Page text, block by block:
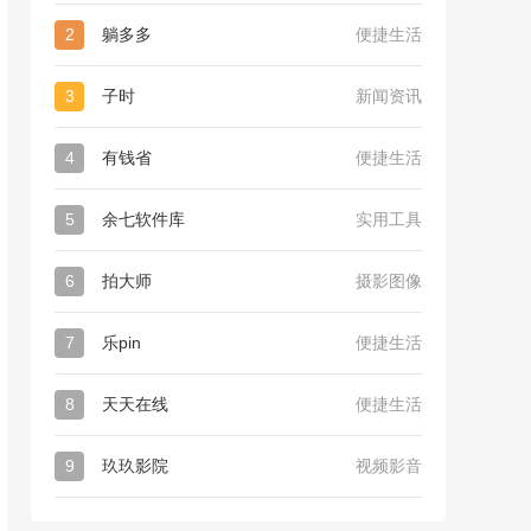
2 躺多多 便捷生活
3 子时 新闻资讯
4 有钱省 便捷生活
5 余七软件库 实用工具
6 拍大师 摄影图像
7 乐pin 便捷生活
8 天天在线 便捷生活
9 玖玖影院 视频影音